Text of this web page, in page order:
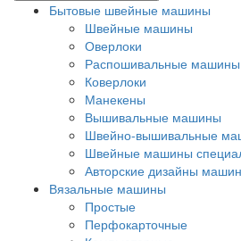
Бытовые швейные машины
Швейные машины
Оверлоки
Распошивальные машины
Коверлоки
Манекены
Вышивальные машины
Швейно-вышивальные
Швейные машины
Авторские дизайны
Вязальные машины
Простые
Перфокарточные